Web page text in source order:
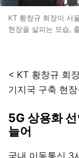
KT 황창규 회장이 서
현장을 살피는 모습,
< KT 황창규 회
기지국 구축 현
5G 상용화
늘어
국내 이동통신 3